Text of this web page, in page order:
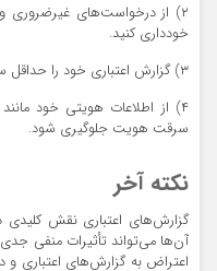
۲) از درخواست‌های غیرضروری
خودداری کنید.
۳) گزارش اعتباری خود را حداقل سالی یک‌بار بررسی کنید.
۴) از اطلاعات هویتی خود
سرقت هویت جلوگیری شود.
نکته آخر
گزارش‌های اعتباری نقش کلیدی
آن‌ها می‌تواند تأثیرات منفی
اعتراض به گزارش‌های اعتباری و